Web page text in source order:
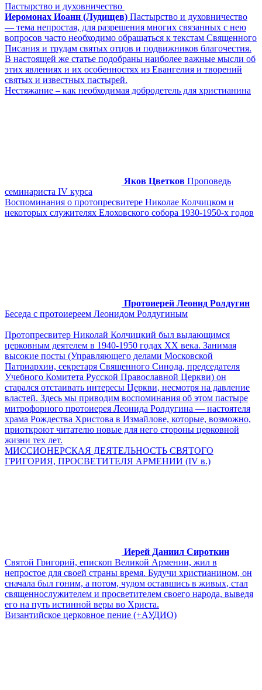
Пастырство и духовничество
Иеромонах Иоанн (Лудищев) Пастырство и духовничество
— тема непростая, для разрешения многих связанных с нею
вопросов часто необходимо обращаться к текстам Священного
Писания и трудам святых отцов и подвижников благочестия.
В настоящей же статье подобраны наиболее важные мысли об
этих явлениях и их особенностях из Евангелия и творений
святых и известных пастырей.
Нестяжание – как необходимая добродетель для христианина
Яков Цветков Проповедь
семинариста IV курса
Воспоминания о протопресвитере Николае Колчицком и
некоторых служителях Елоховского собора 1930-1950-х годов
Протоиерей Леонид Ролдугин
Беседа с протоиереем Леонидом Ролдугиным
Протопресвитер Николай Колчицкий был выдающимся
церковным деятелем в 1940-1950 годах ХХ века. Занимая
высокие посты (Управляющего делами Московской
Патриархии, секретаря Священного Синода, председателя
Учебного Комитета Русской Православной Церкви) он
старался отстаивать интересы Церкви, несмотря на давление
властей. Здесь мы приводим воспоминания об этом пастыре
митрофорного протоиерея Леонида Ролдугина — настоятеля
храма Рождества Христова в Измайлове, которые, возможно,
приоткроют читателю новые для него стороны церковной
жизни тех лет.
МИССИОНЕРСКАЯ ДЕЯТЕЛЬНОСТЬ СВЯТОГО
ГРИГОРИЯ, ПРОСВЕТИТЕЛЯ АРМЕНИИ (IV в.)
Иерей Даниил Сироткин
Святой Григорий, епископ Великой Армении, жил в
непростое для своей страны время. Будучи христианином, он
сначала был гоним, а потом, чудом оставшись в живых, стал
священнослужителем и просветителем своего народа, выведя
его на путь истинной веры во Христа.
Византийское церковное пение (+АУДИО)